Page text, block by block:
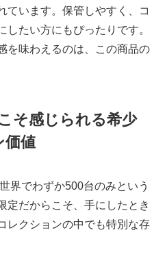
ています。保管しやすく、コ
したい方にもぴったりです。
を味わえるのは、この商品の
そ感じられる希少
価値
界でわずか500台のみという
定だからこそ、手にしたとき
レクションの中でも特別な存